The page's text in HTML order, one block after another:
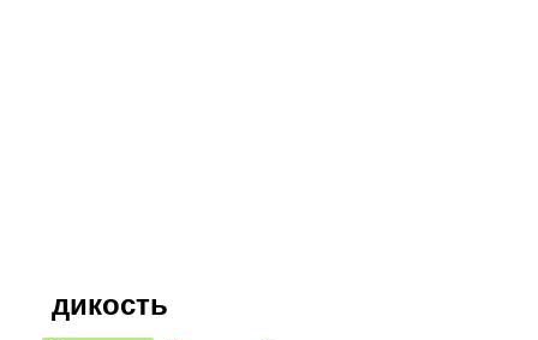
дикость